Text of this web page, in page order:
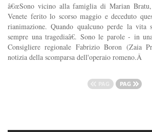
â€œSono vicino alla famiglia di Marian
Venete ferito lo scorso maggio e deceduto
rianimazione. Quando qualcuno perde la
sempre una tragediaâ€. Sono le parole - in
Consigliere regionale Fabrizio Boron (Zaia
notizia della scomparsa dell'operaio romeno.Â